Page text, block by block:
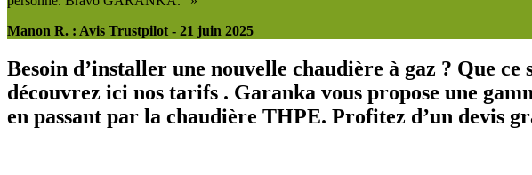
Manon R. : Avis Trustpilot - 21 juin 2025
Besoin d’installer une nouvelle chaudière à gaz ? Que
découvrez ici nos tarifs . Garanka vous propose une
en passant par la chaudière THPE. Profitez d’un devis